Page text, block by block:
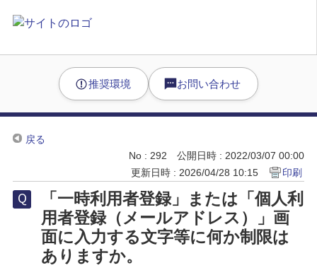
推奨環境 お問い合わせ
戻る
No : 292
公開日時 : 2022/03/07 00:00
更新日時 : 2026/04/28 10:15
印刷
「一時利用者登録」または「個人利
用者登録（メールアドレス）」画
面に入力する文字等に何か制限は
ありますか。